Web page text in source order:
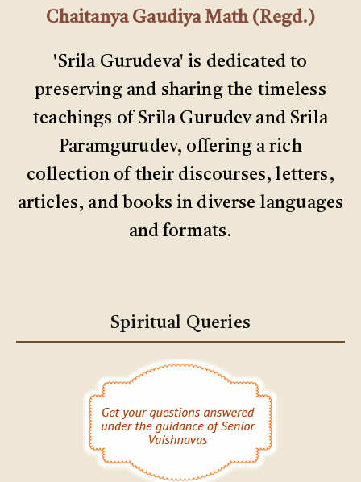
Chaitanya Gaudiya Math (Regd.)
'Srila Gurudeva' is dedicated to
preserving and sharing the timeless
teachings of Srila Gurudev and Srila
Paramgurudev, offering a rich
collection of their discourses, letters,
articles, and books in diverse languages
and formats.
Spiritual Queries